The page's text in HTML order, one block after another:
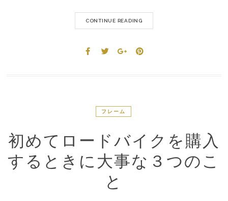
CONTINUE READING
フレーム
初めてロードバイクを購入
するときに大事な３つのこ
と